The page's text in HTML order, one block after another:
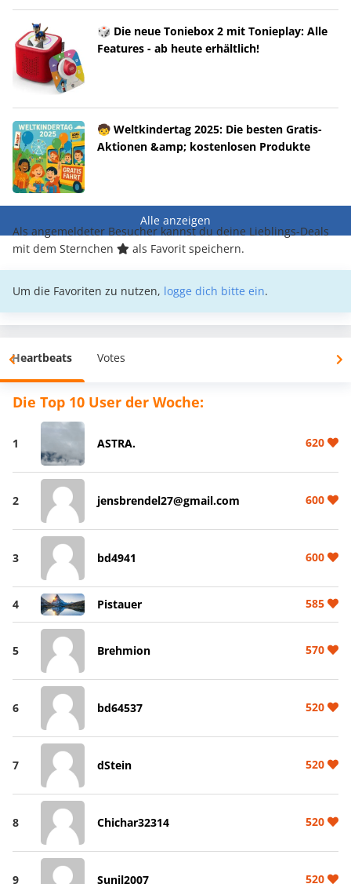
🎲 Die neue Toniebox 2 mit Tonieplay: Alle
Features - ab heute erhältlich!
🧒 Weltkindertag 2025: Die besten Gratis-
Aktionen &amp; kostenlosen Produkte
Alle anzeigen
Als angemeldeter Besucher kannst du deine Lieblings-Deals
mit dem Sternchen
als Favorit speichern.
Um die Favoriten zu nutzen, logge dich bitte ein.
Heartbeats Votes
Die Top 10 User der Woche:
1 ASTRA. 620
2 jensbrendel27@gmail.com 600
3 bd4941 600
4 Pistauer 585
5 Brehmion 570
6 bd64537 520
7 dStein 520
8 Chichar32314 520
9 Sunil2007 520